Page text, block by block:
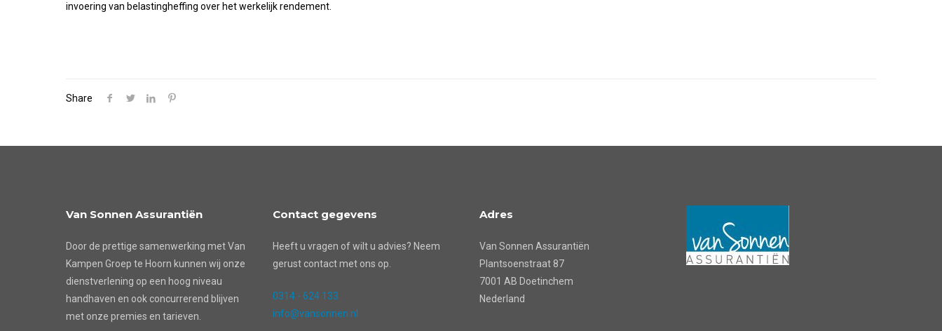
invoering van belastingheffing over het werkelijk rendement.
Share
Van Sonnen Assurantiën
Door de prettige samenwerking met Van
Kampen Groep te Hoorn kunnen wij onze
dienstverlening op een hoog niveau
handhaven en ook concurrerend blijven
met onze premies en tarieven.
Contact gegevens
Heeft u vragen of wilt u advies? Neem
gerust contact met ons op.
0314 - 624 133
info@vansonnen.nl
Adres
Van Sonnen Assurantiën
Plantsoenstraat 87
7001 AB Doetinchem
Nederland